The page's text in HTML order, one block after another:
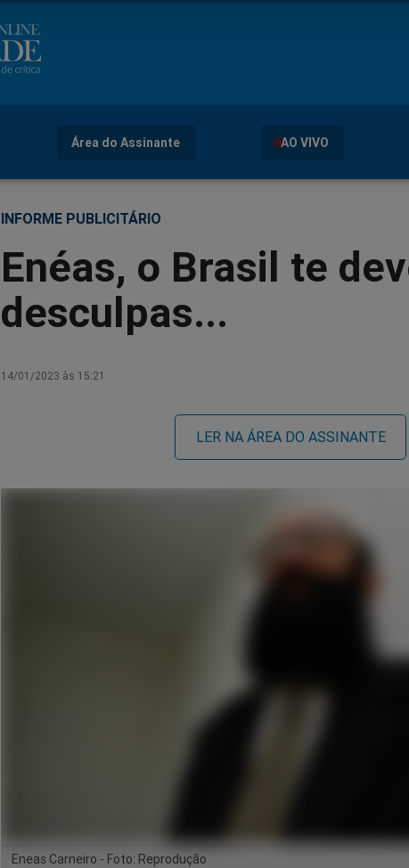
Área do Assinante AO VIVO
INFORME PUBLICITÁRIO
Enéas, o Brasil te
desculpas...
14/01/2023 às 15:21
LER NA ÁREA DO ASSINANTE
Eneas Carneiro - Foto: Reprodução